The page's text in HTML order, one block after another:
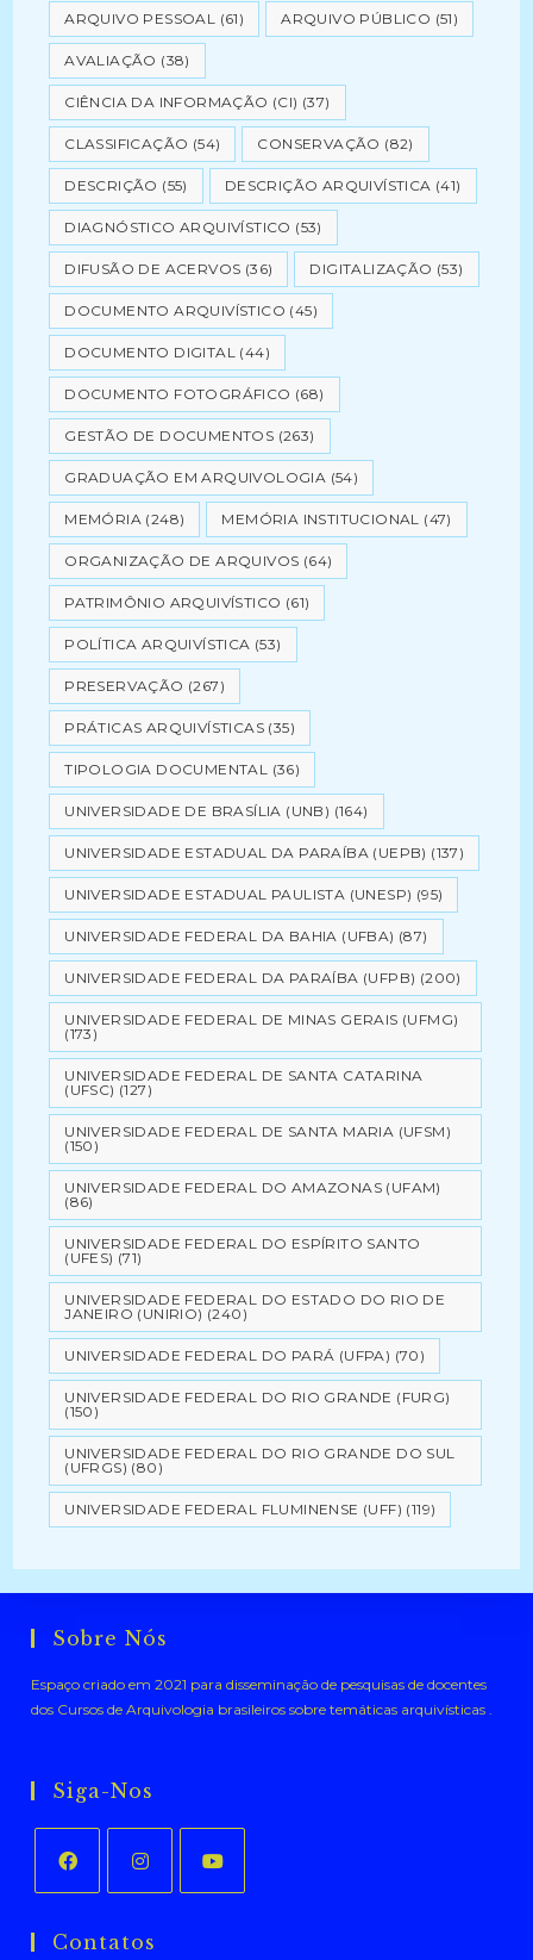
ARQUIVO PESSOAL (61) ARQUIVO PÚBLICO (51)
AVALIAÇÃO (38)
CIÊNCIA DA INFORMAÇÃO (CI) (37)
CLASSIFICAÇÃO (54) CONSERVAÇÃO (82)
DESCRIÇÃO (55) DESCRIÇÃO ARQUIVÍSTICA (41)
DIAGNÓSTICO ARQUIVÍSTICO (53)
DIFUSÃO DE ACERVOS (36) DIGITALIZAÇÃO (53)
DOCUMENTO ARQUIVÍSTICO (45)
DOCUMENTO DIGITAL (44)
DOCUMENTO FOTOGRÁFICO (68)
GESTÃO DE DOCUMENTOS (263)
GRADUAÇÃO EM ARQUIVOLOGIA (54)
MEMÓRIA (248) MEMÓRIA INSTITUCIONAL (47)
ORGANIZAÇÃO DE ARQUIVOS (64)
PATRIMÔNIO ARQUIVÍSTICO (61)
POLÍTICA ARQUIVÍSTICA (53)
PRESERVAÇÃO (267)
PRÁTICAS ARQUIVÍSTICAS (35)
TIPOLOGIA DOCUMENTAL (36)
UNIVERSIDADE DE BRASÍLIA (UNB) (164)
UNIVERSIDADE ESTADUAL DA PARAÍBA (UEPB) (137)
UNIVERSIDADE ESTADUAL PAULISTA (UNESP) (95)
UNIVERSIDADE FEDERAL DA BAHIA (UFBA) (87)
UNIVERSIDADE FEDERAL DA PARAÍBA (UFPB) (200)
UNIVERSIDADE FEDERAL DE MINAS GERAIS (UFMG)
(173)
UNIVERSIDADE FEDERAL DE SANTA CATARINA
(UFSC) (127)
UNIVERSIDADE FEDERAL DE SANTA MARIA (UFSM)
(150)
UNIVERSIDADE FEDERAL DO AMAZONAS (UFAM)
(86)
UNIVERSIDADE FEDERAL DO ESPÍRITO SANTO
(UFES) (71)
UNIVERSIDADE FEDERAL DO ESTADO DO RIO DE
JANEIRO (UNIRIO) (240)
UNIVERSIDADE FEDERAL DO PARÁ (UFPA) (70)
UNIVERSIDADE FEDERAL DO RIO GRANDE (FURG)
(150)
UNIVERSIDADE FEDERAL DO RIO GRANDE DO SUL
(UFRGS) (80)
UNIVERSIDADE FEDERAL FLUMINENSE (UFF) (119)
Sobre Nós
Espaço criado em 2021 para disseminação de pesquisas de docentes
dos Cursos de Arquivologia brasileiros sobre temáticas arquivísticas .
Siga-Nos
em
em
Contatos